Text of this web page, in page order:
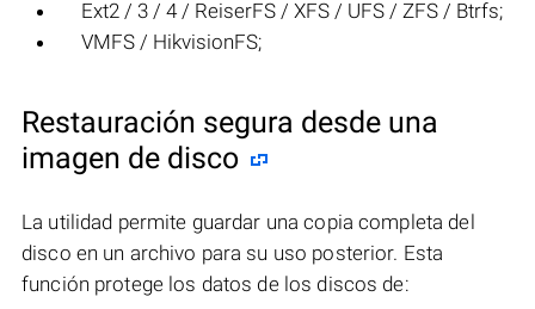
Ext2 / 3 / 4 / ReiserFS / XFS / UFS / ZFS / Btrfs;
VMFS / HikvisionFS;
Restauración segura desde una
imagen de disco
La utilidad permite guardar una copia completa del
disco en un archivo para su uso posterior. Esta
función protege los datos de los discos de: